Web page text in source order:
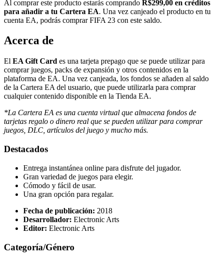
Al comprar este producto estarás comprando R$299,00 en créditos
para añadir a tu Cartera EA. Una vez canjeado el producto en tu
cuenta EA, podrás comprar FIFA 23 con este saldo.
Acerca de
El EA Gift Card es una tarjeta prepago que se puede utilizar para
comprar juegos, packs de expansión y otros contenidos en la
plataforma de EA. Una vez canjeada, los fondos se añaden al saldo
de la Cartera EA del usuario, que puede utilizarla para comprar
cualquier contenido disponible en la Tienda EA.
*La Cartera EA es una cuenta virtual que almacena fondos de
tarjetas regalo o dinero real que se pueden utilizar para comprar
juegos, DLC, artículos del juego y mucho más.
Destacados
Entrega instantánea online para disfrute del jugador.
Gran variedad de juegos para elegir.
Cómodo y fácil de usar.
Una gran opción para regalar.
Fecha de publicación: 2018
Desarrollador: Electronic Arts
Editor: Electronic Arts
Categoría/Género